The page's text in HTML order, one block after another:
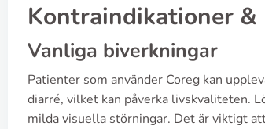
Kontraindikationer
Vanliga biverkningar
Patienter som använder Coreg kan
diarré, vilket kan påverka livskvaliteten.
milda visuella störningar. Det är viktigt